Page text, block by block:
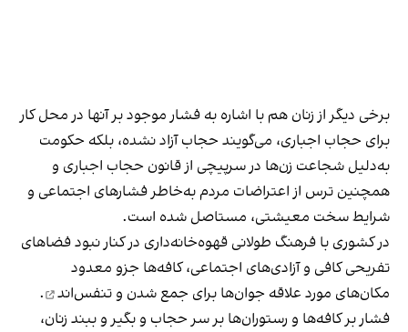
برخی دیگر از زنان هم با اشاره به فشار موجود بر آنها در محل کار
برای حجاب اجباری، می‌گویند حجاب آزاد نشده، بلکه حکومت
به‌دلیل شجاعت زن‌ها در سرپیچی از قانون حجاب اجباری و
همچنین ترس از اعتراضات مردم به‌خاطر فشارهای اجتماعی و
شرایط سخت معیشتی، مستاصل شده است.
در کشوری با فرهنگ طولانی قهوه‌‌خانه‌داری در کنار نبود فضاهای
تفریحی کافی و آزادی‌های اجتماعی، کافه‌ها جزو معدود
مکان‌های مورد علاقه جوان‌ها برای جمع شدن و تنفس‌اند
.
فشار بر کافه‌ها و رستوران‌ها بر سر حجاب و بگیر و ببند زنان،